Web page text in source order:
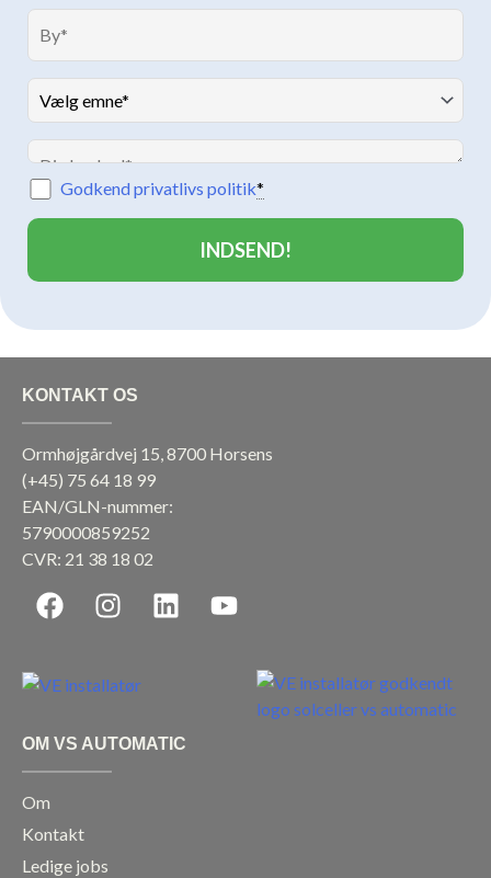
Godkend privatlivs politik*
KONTAKT OS
Ormhøjgårdvej 15, 8700 Horsens
(+45) 75 64 18 99
EAN/GLN-nummer:
5790000859252
CVR: 21 38 18 02
F
a
e
b
o
k
I
n
t
a
r
a
L
i
i
Y
o
OM VS AUTOMATIC
Om
Kontakt
Ledige jobs